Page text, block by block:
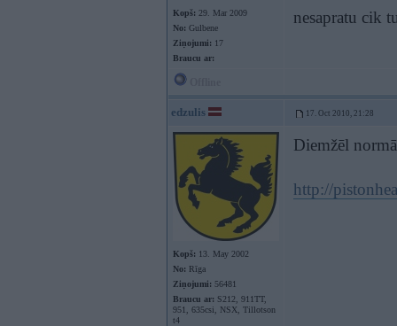
Kopš: 29. Mar 2009
No: Gulbene
Ziņojumi: 17
Braucu ar:
nesapratu cik
edzulis 17. Oct 2010, 21:28
Kopš: 13. May 2002
No: Rīga
Ziņojumi: 56481
Braucu ar: S212, 911TT,
951, 635csi, NSX, Tillotson
t4
Diemžēl
http://